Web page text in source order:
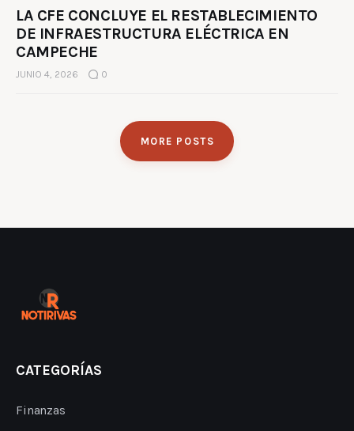
LA CFE CONCLUYE EL RESTABLECIMIENTO
DE INFRAESTRUCTURA ELÉCTRICA EN
CAMPECHE
JUNIO 4, 2026 0
MORE POSTS
CATEGORÍAS
Finanzas